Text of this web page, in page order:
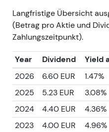
Langfristige Übersicht
(Betrag pro Aktie und
Zahlungszeitpunkt).
Year Dividend Yield
2026
6.60 EUR 1.47%
2025
5.23 EUR
3.08%
2024
4.40 EUR
4.36%
2023
4.00 EUR
4.96%